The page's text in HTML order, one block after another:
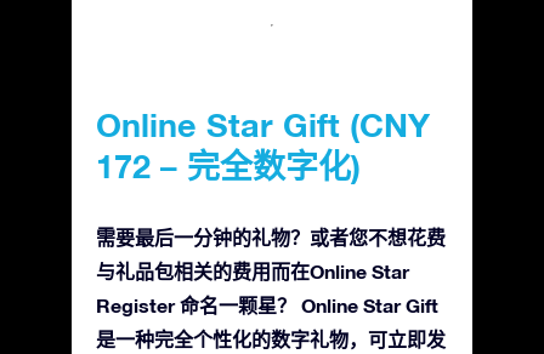
Online Star Gift (CNY
172 – 完全数字化)
需要最后一分钟的礼物？或者您不想花费
与礼品包相关的费用而在Online Star
Register 命名一颗星？ Online Star Gift
是一种完全个性化的数字礼物，可立即发